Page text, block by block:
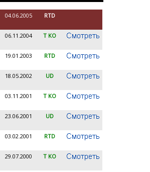
04.06.2005 RTD
06.11.2004 T KO
19.01.2003 RTD
18.05.2002 UD
03.11.2001 T KO
23.06.2001 UD
03.02.2001 RTD
29.07.2000 T KO